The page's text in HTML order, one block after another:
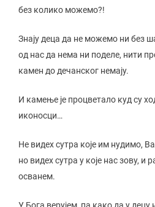
без колико можемо?!
Знају деца да не можемо ни без
од нас да нема ни поделе, нити
камен до дечанског немају.
И камење је процветало куд су
иконосци…
Не видех сутра које им нудимо,
но видех сутра у које нас зову, и
осванем.